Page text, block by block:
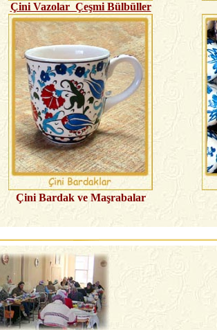
Çini Vazolar Çeşmi Bülbüller
Çini Bardak ve Maşrabalar